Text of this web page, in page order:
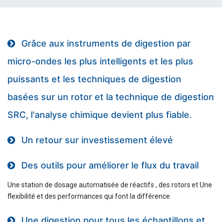
Grâce aux instruments de digestion par
micro-ondes les plus intelligents et les plus
puissants et les techniques de digestion
basées sur un rotor et la technique de digestion
SRC, l'analyse chimique devient plus fiable.
Un retour sur investissement élevé
Des outils pour améliorer le flux du travail
Une station de dosage automatisée de réactifs , des rotors et Une
flexibilité et des performances qui font la différence